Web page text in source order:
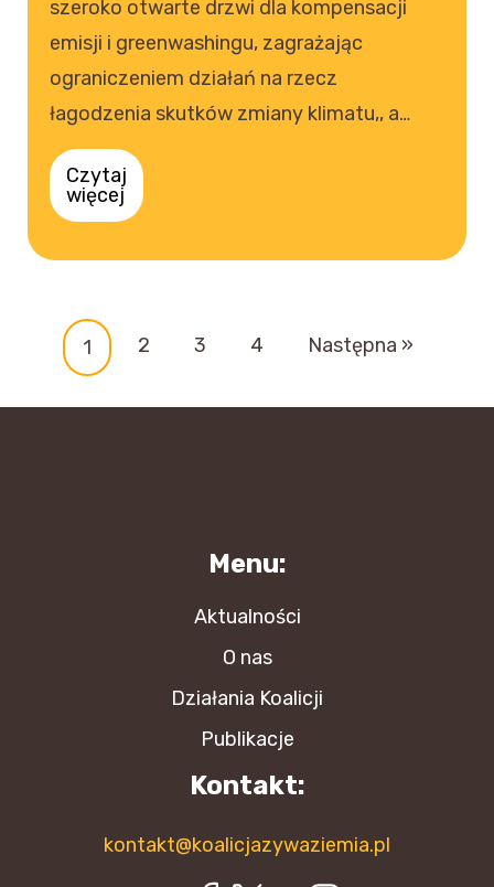
szeroko otwarte drzwi dla kompensacji
emisji i greenwashingu, zagrażając
ograniczeniem działań na rzecz
łagodzenia skutków zmiany klimatu,, a…
Czytaj
więcej
1 2 3 4 Następna »
Menu:
Aktualności
O nas
Działania Koalicji
Publikacje
Kontakt:
kontakt@koalicjazywaziemia.pl